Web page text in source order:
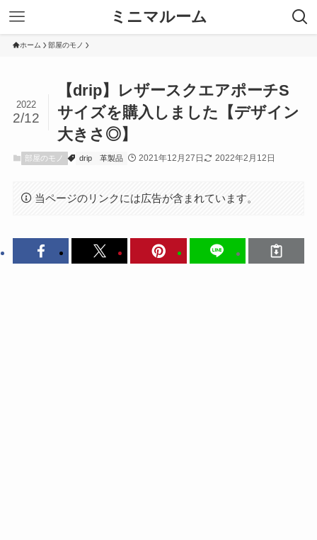
ミニマルーム
ホーム 部屋のモノ
【drip】レザースクエアポーチS
サイズを購入しました【デザイン
大きさ◎】
2022
2/12
部屋のモノ drip 革製品 2021年12月27日 2022年2月12日
当ページのリンクには広告が含まれています。